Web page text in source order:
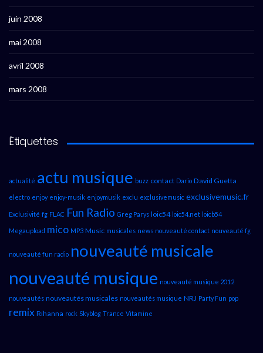
juin 2008
mai 2008
avril 2008
mars 2008
Étiquettes
actualité actu musique buzz contact Dario David Guetta
electro enjoy enjoy-musik enjoymusik exclu exclusivemusic exclusivemusic.fr
Exclusivité fg FLAC Fun Radio Greg Parys loic54 loic54.net loicb54
Megaupload mico MP3 Music musicales news nouveauté contact nouveauté fg
nouveauté fun radio nouveauté musicale
nouveauté musique nouveauté musique 2012
nouveautés nouveautés musicales nouveautés musique NRJ Party Fun pop
remix Rihanna rock Skyblog Trance Vitamine